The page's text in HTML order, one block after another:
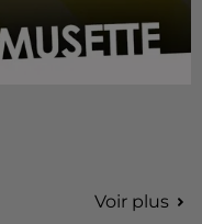
Voir plus